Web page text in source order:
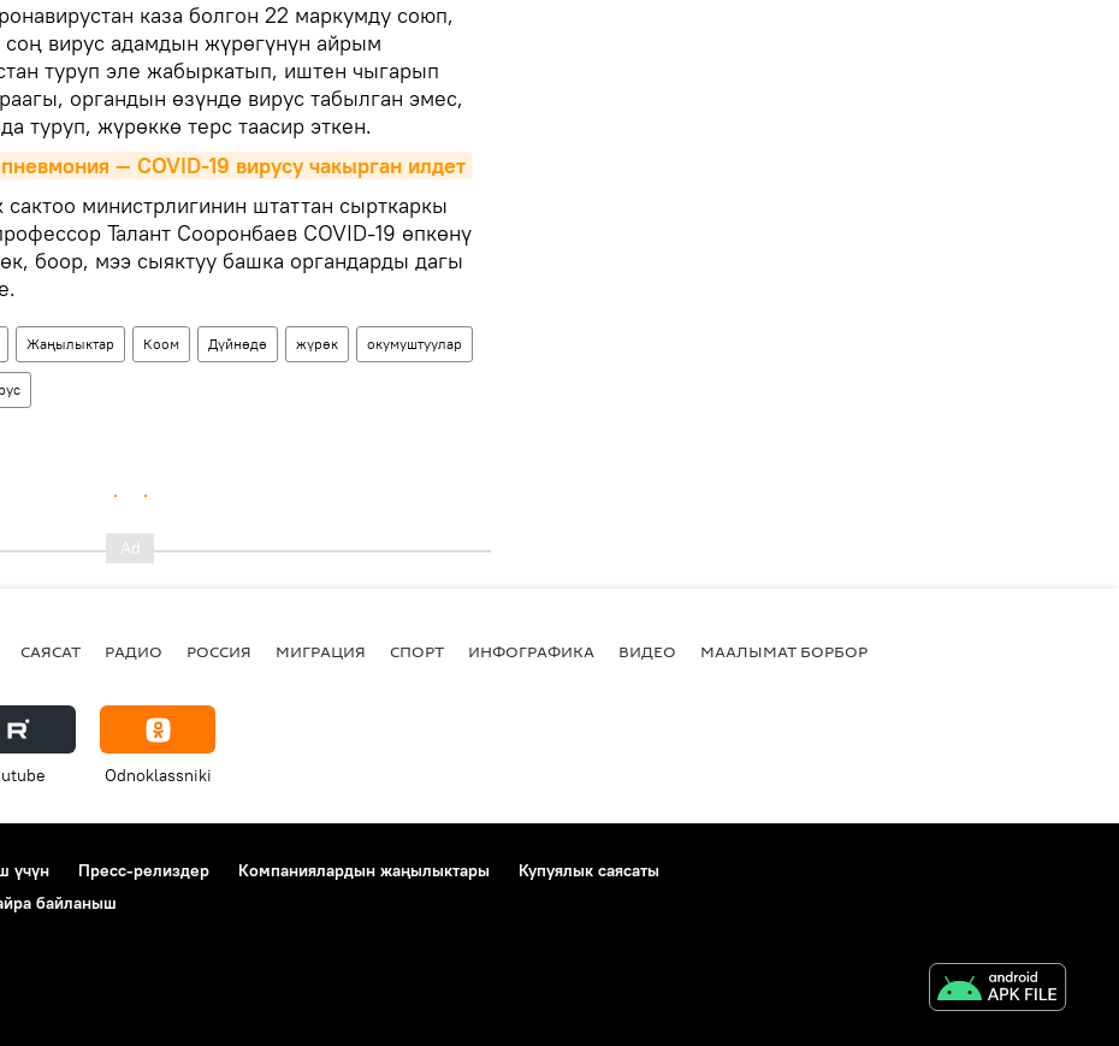
каза болгон 22 маркумду союп,
соң вирус адамдын жүрөгүнүн айрым
туруп эле жабыркатып, иштен чыгарып
органдын өзүндө вирус табылган эмес,
туруп, жүрөккө терс таасир эткен.
— COVID-19 вирусу чакырган илдет
министрлигинин штаттан сырткаркы
Талант Сооронбаев COVID-19 өпкөнү
боор, мээ сыяктуу башка органдарды дагы
Жаңылыктар Коом Дүйнөдө жүрөк окумуштуулар
САЯСАТ РАДИО РОССИЯ МИГРАЦИЯ СПОРТ ИНФОГРАФИКА ВИДЕО МААЛЫМАТ БОРБОР
Odnoklassniki
үчүн Пресс-релиздер Компаниялардын жаңылыктары
Купуялык саясаты
байланыш